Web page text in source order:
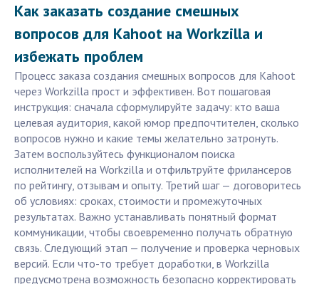
Как заказать создание смешных
вопросов для Kahoot на Workzilla и
избежать проблем
Процесс заказа создания смешных вопросов для Kahoot
через Workzilla прост и эффективен. Вот пошаговая
инструкция: сначала сформулируйте задачу: кто ваша
целевая аудитория, какой юмор предпочтителен, сколько
вопросов нужно и какие темы желательно затронуть.
Затем воспользуйтесь функционалом поиска
исполнителей на Workzilla и отфильтруйте фрилансеров
по рейтингу, отзывам и опыту. Третий шаг — договоритесь
об условиях: сроках, стоимости и промежуточных
результатах. Важно устанавливать понятный формат
коммуникации, чтобы своевременно получать обратную
связь. Следующий этап — получение и проверка черновых
версий. Если что-то требует доработки, в Workzilla
предусмотрена возможность безопасно корректировать